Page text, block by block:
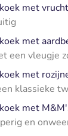
met
met
een vleugje
met
klassieke
met
en